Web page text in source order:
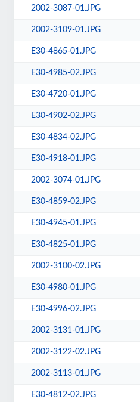
2002-3087-01.JPG
2002-3109-01.JPG
E30-4865-01.JPG
E30-4985-02.JPG
E30-4720-01.JPG
E30-4902-02.JPG
E30-4834-02.JPG
E30-4918-01.JPG
2002-3074-01.JPG
E30-4859-02.JPG
E30-4945-01.JPG
E30-4825-01.JPG
2002-3100-02.JPG
E30-4980-01.JPG
E30-4996-02.JPG
2002-3131-01.JPG
2002-3122-02.JPG
2002-3113-01.JPG
E30-4812-02.JPG